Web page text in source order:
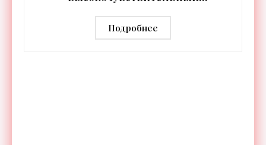
дальностью распознавания до 2 км
- «Гаджеты»
Подробнее